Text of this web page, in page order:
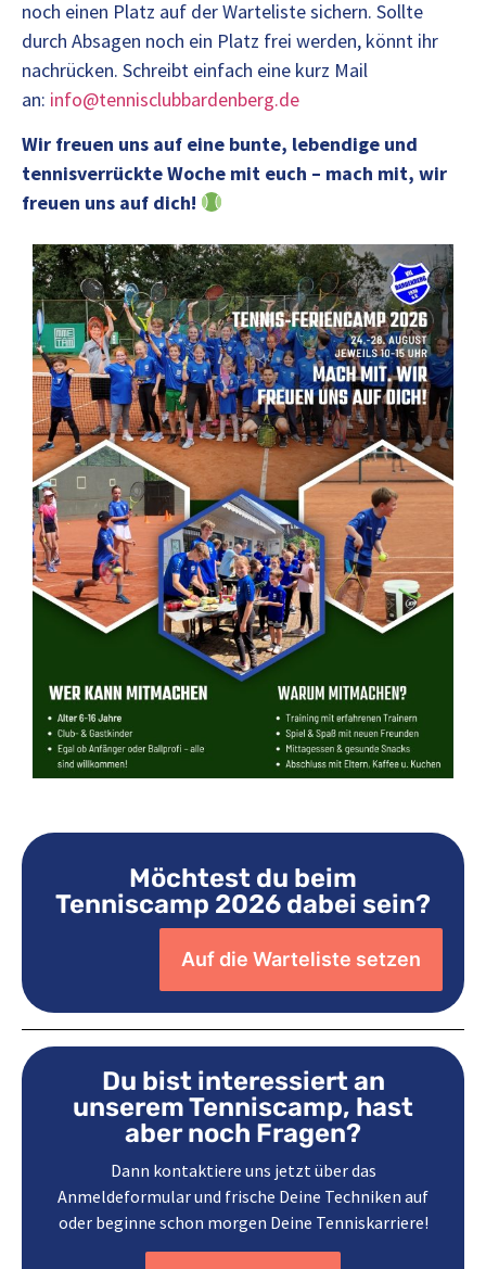
noch einen Platz auf der Warteliste sichern. Sollte
durch Absagen noch ein Platz frei werden, könnt ihr
nachrücken. Schreibt einfach eine kurz Mail
an: info@tennisclubbardenberg.de
Wir freuen uns auf eine bunte, lebendige und
tennisverrückte Woche mit euch – mach mit, wir
freuen uns auf dich!
Du bist interessiert an
unserem Tenniscamp, hast
aber noch Fragen?
Dann kontaktiere uns jetzt über das
Anmeldeformular und frische Deine Techniken auf
oder beginne schon morgen Deine Tenniskarriere!
Möchtest du beim
Tenniscamp 2026 dabei sein?
Auf die Warteliste setzen